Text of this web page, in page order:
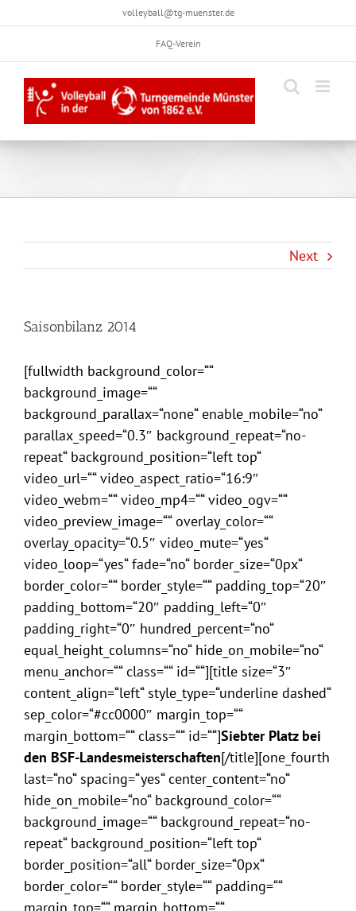
to
volleyball@tg-muenster.de
FAQ-Verein
Next
Saisonbilanz 2014
[fullwidth background_color=““
background_image=““
background_parallax=“none“ enable_mobile=“no“
parallax_speed=“0.3″ background_repeat=“no-
repeat“ background_position=“left top“
video_url=““ video_aspect_ratio=“16:9″
video_webm=““ video_mp4=““ video_ogv=““
video_preview_image=““ overlay_color=““
overlay_opacity=“0.5″ video_mute=“yes“
video_loop=“yes“ fade=“no“ border_size=“0px“
border_color=““ border_style=““ padding_top=“20″
padding_bottom=“20″ padding_left=“0″
padding_right=“0″ hundred_percent=“no“
equal_height_columns=“no“ hide_on_mobile=“no“
menu_anchor=““ class=““ id=““][title size=“3″
content_align=“left“ style_type=“underline dashed“
sep_color=“#cc0000″ margin_top=““
margin_bottom=““ class=““ id=““]Siebter Platz bei
den BSF-Landesmeisterschaften[/title][one_fourth
last=“no“ spacing=“yes“ center_content=“no“
hide_on_mobile=“no“ background_color=““
background_image=““ background_repeat=“no-
repeat“ background_position=“left top“
border_position=“all“ border_size=“0px“
border_color=““ border_style=““ padding=““
margin_top=““ margin_bottom=““